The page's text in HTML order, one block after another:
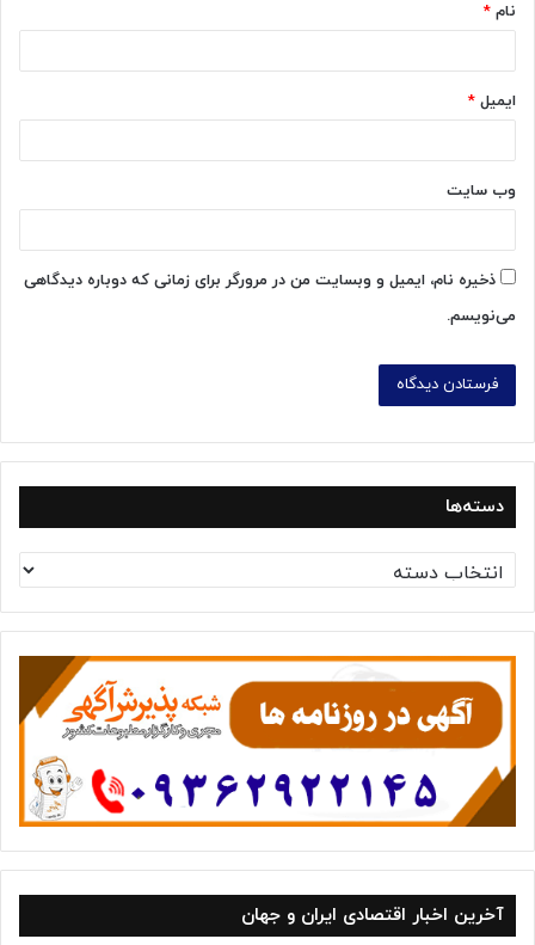
نام *
ایمیل *
وب‌ سایت
ذخیره نام، ایمیل و وبسایت من در مرورگر برای زمانی که دوباره دیدگاهی
می‌نویسم.
دسته‌ها
س
ت
ه‌
ه
آخرین اخبار اقتصادی ایران و جهان